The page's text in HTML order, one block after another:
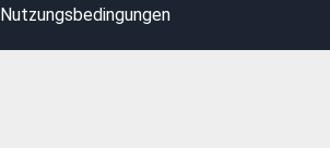
Nutzungsbedingungen